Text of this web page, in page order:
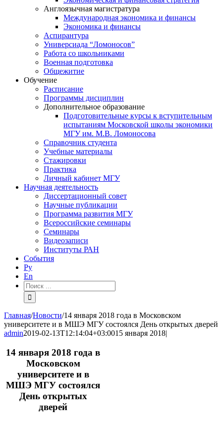
Англоязычная магистратура
Международная экономика и финансы
Экономика и финансы
Аспирантура
Универсиада “Ломоносов”
Работа со школьниками
Военная подготовка
Общежитие
Обучение
Расписание
Программы дисциплин
Дополнительное образование
Подготовительные курсы к вступительным
испытаниям Московской школы экономики
МГУ им. М.В. Ломоносова
Справочник студента
Учебные материалы
Стажировки
Практика
Личный кабинет МГУ
Научная деятельность
Диссертационный совет
Научные публикации
Программа развития МГУ
Всероссийские семинары
Семинары
Видеозаписи
Институты РАН
События
Ру
En
Результат
поиска:
Главная/Новости/14 января 2018 года в Московском
университете и в МШЭ МГУ состоялся День открытых дверей
admin2019-02-13T12:14:04+03:0015 января 2018|
14 января 2018 года в
Московском
университете и в
МШЭ МГУ состоялся
День открытых
дверей